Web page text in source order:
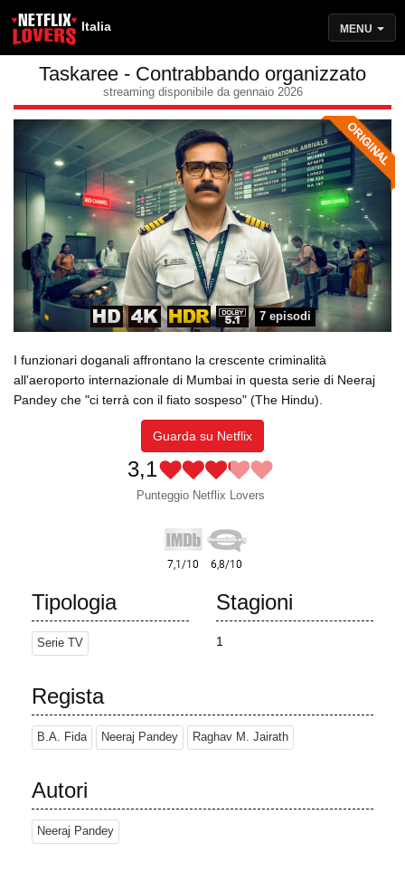
Italia MENU
Taskaree - Contrabbando organizzato
streaming disponibile da gennaio 2026
7 episodi
I funzionari doganali affrontano la crescente criminalità
all'aeroporto internazionale di Mumbai in questa serie di Neeraj
Pandey che "ci terrà con il fiato sospeso" (The Hindu).
Guarda su Netflix
3,1
Punteggio Netflix Lovers
Tipologia
Serie TV
Stagioni
1
Regista
B.A. Fida Neeraj Pandey Raghav M. Jairath
Autori
Neeraj Pandey